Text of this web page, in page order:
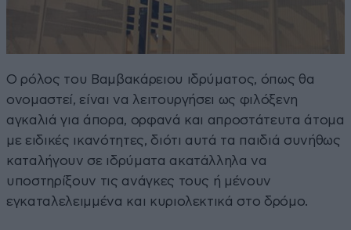
Ο ρόλος του Βαμβακάρειου ιδρύματος, όπως θα
ονομαστεί, είναι να λειτουργήσει ως φιλόξενη
αγκαλιά για άπορα, ορφανά και απροστάτευτα άτομα
με ειδικές ικανότητες, διότι αυτά τα παιδιά συνήθως
καταλήγουν σε ιδρύματα ακατάλληλα να
υποστηρίξουν τις ανάγκες τους ή μένουν
εγκαταλελειμμένα και κυριολεκτικά στο δρόμο.